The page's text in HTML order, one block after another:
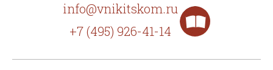
info@vnikitskom.ru
+7 (495) 926-41-14